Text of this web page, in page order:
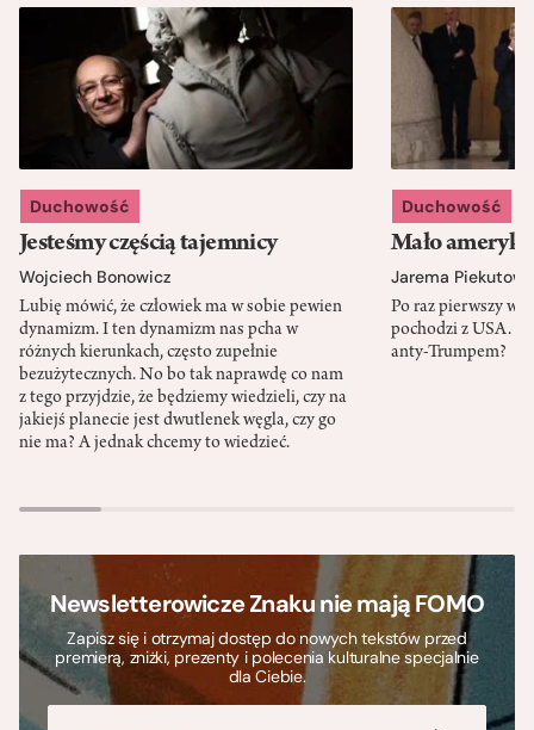
Duchowość
Jesteśmy częścią tajemnicy
Wojciech Bonowicz
Lubię mówić, że człowiek ma w sobie pewien
dynamizm. I ten dynamizm nas pcha w
różnych kierunkach, często zupełnie
bezużytecznych. No bo tak naprawdę co nam
z tego przyjdzie, że będziemy wiedzieli, czy na
jakiejś planecie jest dwutlenek węgla, czy go
nie ma? A jednak chcemy to wiedzieć.
Duchowość
Mało
Jarema
Po raz pierwszy w
pochodzi z USA.
anty-Trumpem?
Newsletterowicze Znaku nie mają FOMO
Zapisz się i otrzymaj dostęp do nowych tekstów przed
premierą, zniżki, prezenty i polecenia kulturalne specjalnie
dla Ciebie.